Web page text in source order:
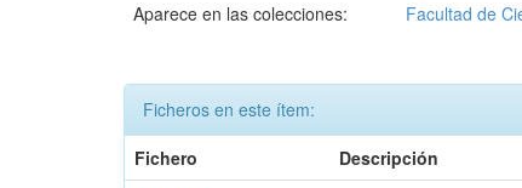
Aparece en las colecciones:
Facultad de
Ficheros en este ítem:
Fichero
Descripción